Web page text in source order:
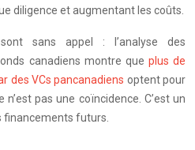
diligence et augmentant les coûts.
sans appel : l’analyse des
canadiens montre que plus de
des VCs pancanadiens optent pour
pas une coïncidence. C’est un
financements futurs.